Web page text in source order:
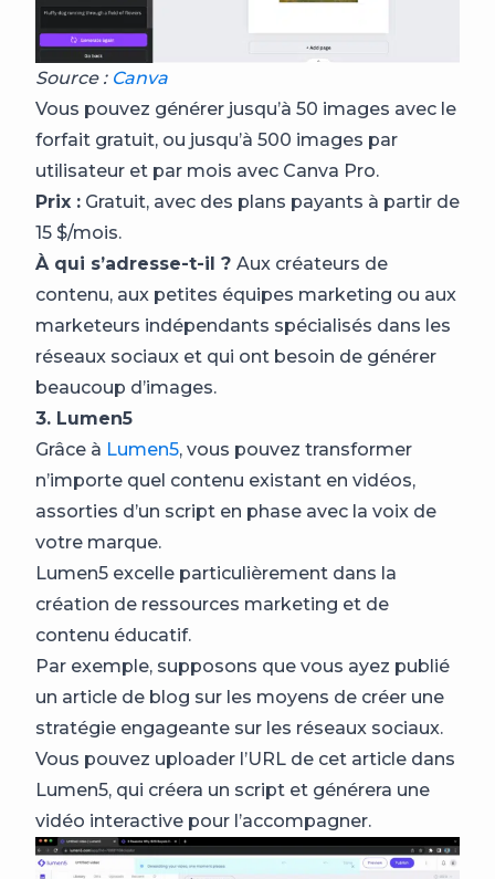
Source : Canva
Vous pouvez générer jusqu’à 50 images avec le
forfait gratuit, ou jusqu’à 500 images par
utilisateur et par mois avec Canva Pro.
Prix : Gratuit, avec des plans payants à partir de
15 $/mois.
À qui s’adresse-t-il ? Aux créateurs de
contenu, aux petites équipes marketing ou aux
marketeurs indépendants spécialisés dans les
réseaux sociaux et qui ont besoin de générer
beaucoup d’images.
3. Lumen5
Grâce à Lumen5, vous pouvez transformer
n’importe quel contenu existant en vidéos,
assorties d’un script en phase avec la voix de
votre marque.
Lumen5 excelle particulièrement dans la
création de ressources marketing et de
contenu éducatif.
Par exemple, supposons que vous ayez publié
un article de blog sur les moyens de créer une
stratégie engageante sur les réseaux sociaux.
Vous pouvez uploader l’URL de cet article dans
Lumen5, qui créera un script et générera une
vidéo interactive pour l’accompagner.